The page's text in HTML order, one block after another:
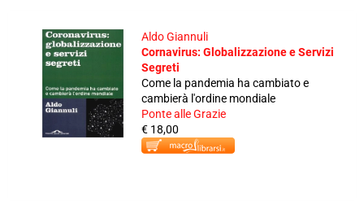
Aldo Giannuli
Cornavirus: Globalizzazione e Servizi
Segreti
Come la pandemia ha cambiato e
cambierà l'ordine mondiale
Ponte alle Grazie
€ 18,00